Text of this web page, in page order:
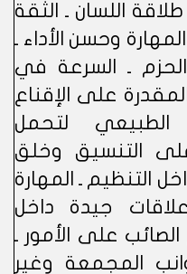
اللسان ـ الثقة
وحسن الأداء ـ
ـ السرعة في
المقدرة على الإقناع
الطبيعي لتحمل
التنسيق وخلق
التنظيم ـ المهارة
جيدة داخل
على الأمور ـ
المجمعة وغير